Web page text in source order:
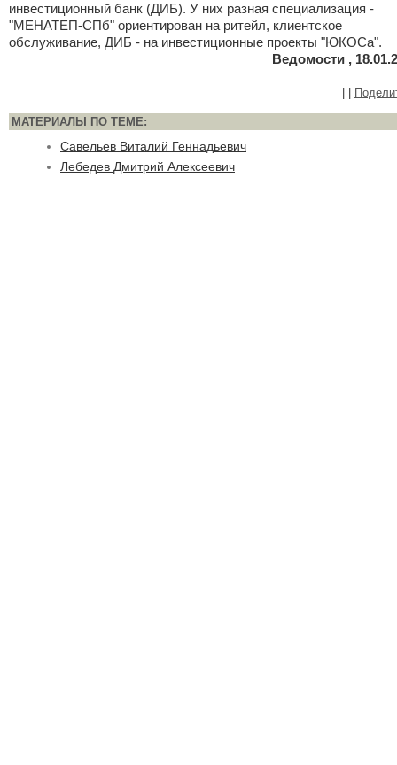
инвестиционный банк (ДИБ). У них разная специализация -
"МЕНАТЕП-СПб" ориентирован на ритейл, клиентское
обслуживание, ДИБ - на инвестиционные проекты "ЮКОСа".
Ведомости ,
МАТЕРИАЛЫ ПО ТЕМЕ:
Савельев Виталий Геннадьевич
Лебедев Дмитрий Алексеевич